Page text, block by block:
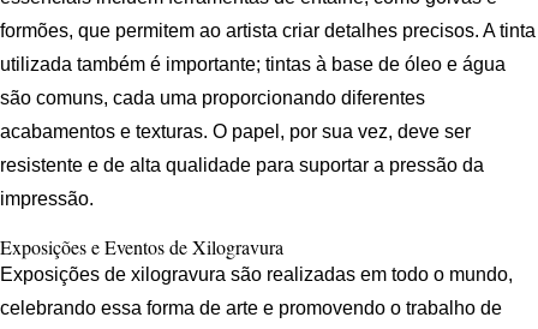
formões, que permitem ao artista criar detalhes precisos. A tinta
utilizada também é importante; tintas à base de óleo e água
são comuns, cada uma proporcionando diferentes
acabamentos e texturas. O papel, por sua vez, deve ser
resistente e de alta qualidade para suportar a pressão da
impressão.
Exposições e Eventos de Xilogravura
Exposições de xilogravura são realizadas em todo o mundo,
celebrando essa forma de arte e promovendo o trabalho de